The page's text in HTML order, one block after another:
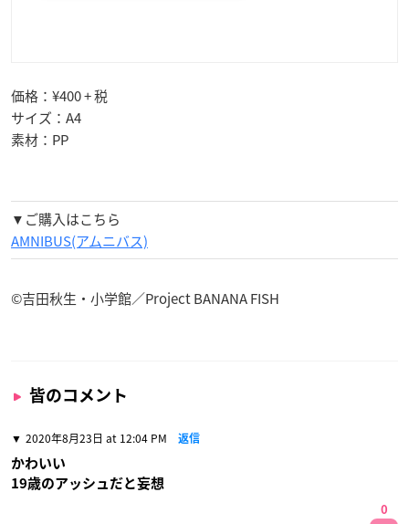
価格：¥400 + 税
サイズ：A4
素材：PP
▼ご購入はこちら
AMNIBUS(アムニバス)
©吉田秋生・小学館／Project BANANA FISH
皆のコメント
2020年8月23日 at 12:04 PM 返信
かわいい
19歳のアッシュだと妄想
0